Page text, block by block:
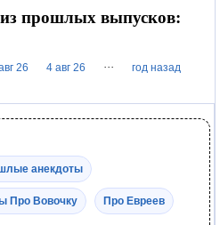
прошлых выпусков:
26 4 авг 26 ··· год назад
анекдоты
Про Вовочку Про Евреев